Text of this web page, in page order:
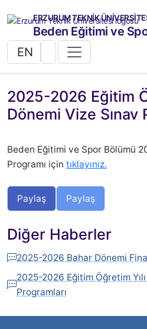
ERZURUM TEKNİK
Beden Eğitimi ve
EN
2025-2026 Eğitim
Dönemi Vize Sınav
Beden Eğitimi ve Spor Bölümü
Programı için tıklayınız.
Paylaş Paylaş
Diğer Haberler
2025-2026 Bahar Dönemi
2025-2026 Eğitim Öğretim
Programları